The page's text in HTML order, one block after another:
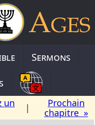
Sermons
un
|
Prochain
chapitre »